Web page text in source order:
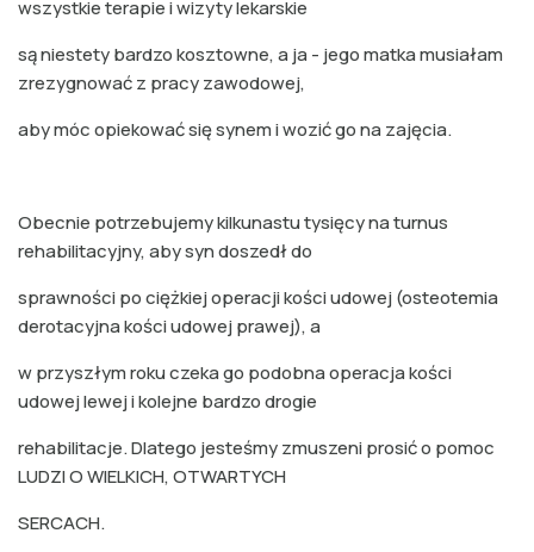
wszystkie terapie i wizyty lekarskie
są niestety bardzo kosztowne, a ja - jego matka musiałam
zrezygnować z pracy zawodowej,
aby móc opiekować się synem i wozić go na zajęcia.
Obecnie potrzebujemy kilkunastu tysięcy na turnus
rehabilitacyjny, aby syn doszedł do
sprawności po ciężkiej operacji kości udowej (osteotemia
derotacyjna kości udowej prawej), a
w przyszłym roku czeka go podobna operacja kości
udowej lewej i kolejne bardzo drogie
rehabilitacje. Dlatego jesteśmy zmuszeni prosić o pomoc
LUDZI O WIELKICH, OTWARTYCH
SERCACH.